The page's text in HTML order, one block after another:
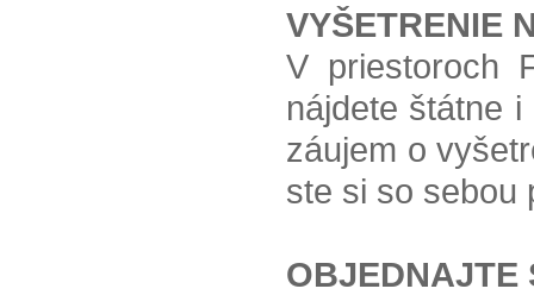
VYŠETRENIE
V priestoroch
nájdete štátne
záujem o
ste si so sebou
OBJEDNAJTE